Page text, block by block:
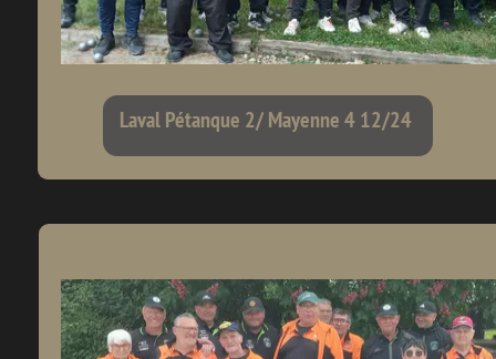
Laval Pétanque 2/ Mayenne 4 12/24